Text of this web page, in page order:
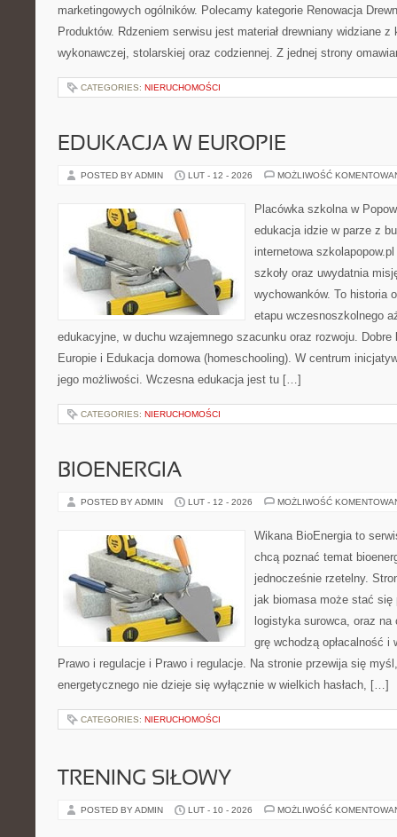
marketingowych ogólników. Polecamy kategorie Renowacja
Produktów. Rdzeniem serwisu jest materiał drewniany widziane
wykonawczej, stolarskiej oraz codziennej. Z jednej strony
CATEGORIES: NIERUCHOMOŚCI
EDUKACJA W EUROPIE
POSTED BY ADMIN LUT - 12 - 2026 MOŻLIWOŚĆ
Placówka szkolna w
edukacja idzie w parze z
internetowa
szkoły oraz uwydatnia
wychowanków. To historia
etapu wczesnoszkolnego
edukacyjne, w duchu wzajemnego szacunku oraz rozwoju.
Europie i Edukacja domowa (homeschooling). W centrum
jego możliwości. Wczesna edukacja jest tu […]
CATEGORIES: NIERUCHOMOŚCI
BIOENERGIA
POSTED BY ADMIN LUT - 12 - 2026 MOŻLIWOŚĆ
Wikana BioEnergia to
chcą poznać temat
jednocześnie rzetelny.
jak biomasa może stać się
logistyka surowca, oraz
grę wchodzą opłacalność
Prawo i regulacje i Prawo i regulacje. Na stronie przewija się
energetycznego nie dzieje się wyłącznie w wielkich hasłach, […]
CATEGORIES: NIERUCHOMOŚCI
TRENING SIŁOWY
POSTED BY ADMIN LUT - 10 - 2026 MOŻLIWOŚĆ